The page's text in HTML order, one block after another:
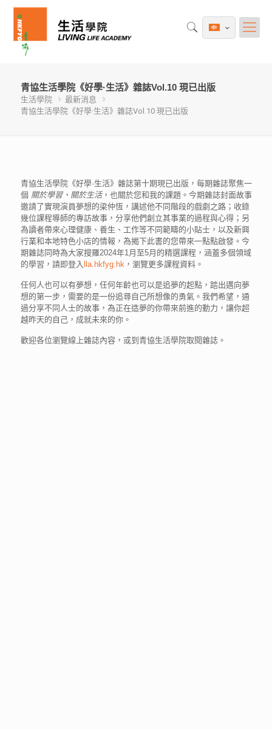
青協生活學院《好學·生活》雜誌Vol.10 現已出版
生活學院
最新消息
青協生活學院《好學·生活》雜誌Vol.10 現已出版
青協生活學院《好學·生活》雜誌第十期現已出版，每期雜誌聚焦一
個 關於學習、關於生活，也關於您和我的課題。今期雜誌封面故事
邀請了實現演員夢想的梁仲恆，講述他不同階段的戲劇之路；收錄
幾位課程導師的專訪故事，分享他們創立其事業的過程與心得；另
為讀者帶來心理健康、養生、工作等不同範疇的小貼士，以及新興
行業和本地特色小店的情報，為揭下此書的您帶來一點點啟發。今
期雜誌同時為大家搜羅2024年1月至5月的精選課程，涵蓋多個領域
的學習，請即登入 lla.hkfyg.hk，瀏覽更多課程資料。
任何人也可以有夢想，任何年齡也可以是追夢的起點，踏出邁向夢
想的第一步，需要的是一份追尋自己所想像的勇氣。我們希望，通
過分享不同人士的故事，為正在造夢的你帶來前進的動力，讓你超
越昨天的自己，成就未來的你。
歡迎各位瀏覽線上雜誌內容，或到青協生活學院取閱雜誌。